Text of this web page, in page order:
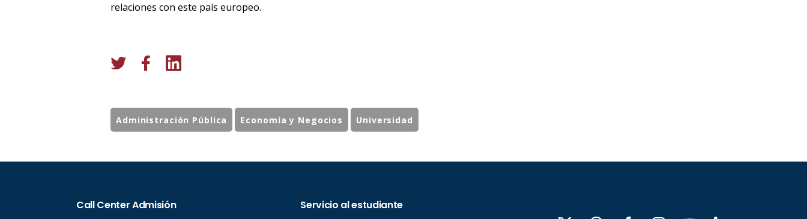
relaciones con este país europeo.
Administración Pública Economía y Negocios Universidad